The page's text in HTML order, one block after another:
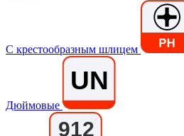
С крестообразным шлицем
Дюймовые